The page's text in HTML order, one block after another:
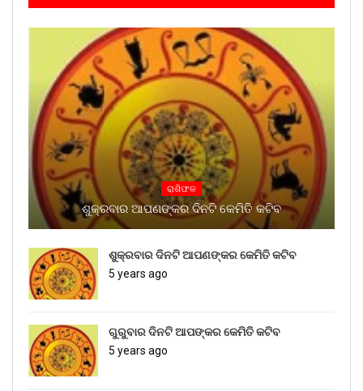
ରାଶିଫଳ
ଶୁକ୍ରବାର ଆପଣଙ୍କର ଦିନଟି କେମିତି କଟିବ
ଶୁକ୍ରବାର ଦିନଟି ଆପଣଙ୍କର କେମିତି କଟିବ
5 years ago
ଗୁରୁବାର ଦିନଟି ଆପଙ୍କର କେମିତି କଟିବ
5 years ago